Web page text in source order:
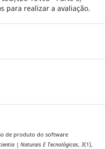
para realizar a avaliação.
de produto do software
| Naturais E Tecnológicas, 3(1),